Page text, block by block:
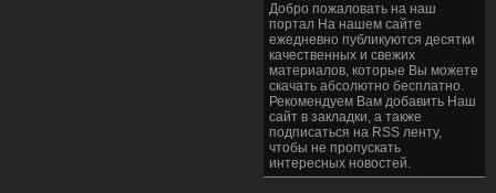
Добро пожаловать на наш
портал На нашем сайте
ежедневно публикуются десятки
качественных и свежих
материалов, которые Вы можете
скачать абсолютно бесплатно.
Рекомендуем Вам добавить Наш
сайт в закладки, а также
подписаться на RSS ленту,
чтобы не пропускать
интересных новостей.